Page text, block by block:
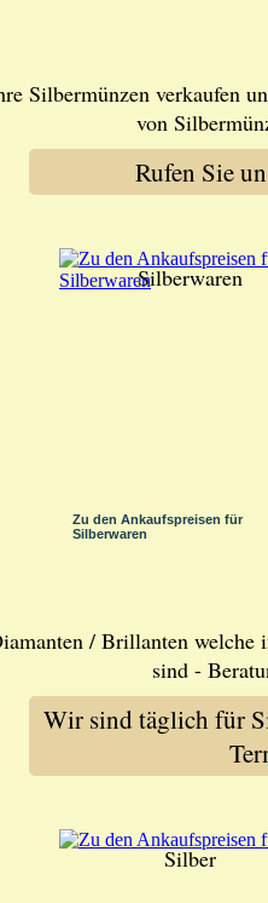
Silbermünzen verkaufen
von
Rufen Sie
Silberwaren
Zu den Ankaufspreisen für
Silberwaren
/ Brillanten welche
sind -
Wir sind täglich für
Silber